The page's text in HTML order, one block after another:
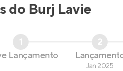
do Burj Lavie
1
Lançamento
2
Jan 2025